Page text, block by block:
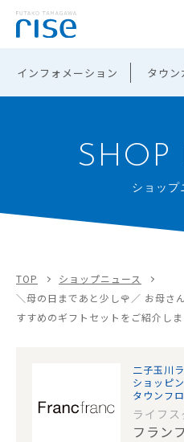
インフォメーション タウン
SHOP
ショップ
TOP
ショップニュース
＼母の日まであと少し🌹／ お母さ
すすめのギフトセットをご紹介し
二子玉川
ショッピ
タウンフ
ライフ
フラン